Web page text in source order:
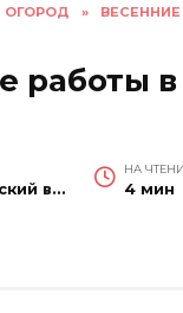
ОГОРОД »
работы в
Красносулинский вестник
НА
4 мин